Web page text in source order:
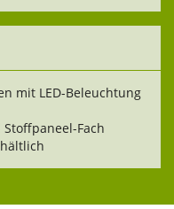
mit LED-Beleuchtung
Fach